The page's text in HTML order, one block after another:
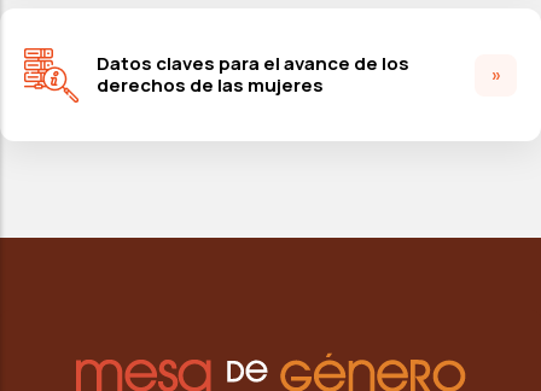
Datos claves para el avance de los
derechos de las mujeres